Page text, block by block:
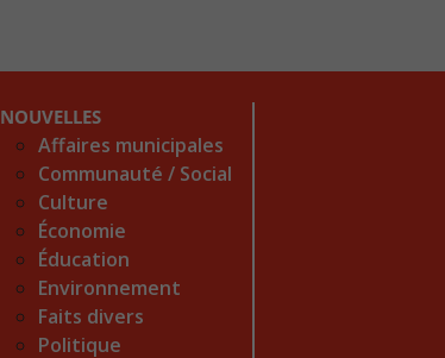
NOUVELLES
Affaires municipales
Communauté / Social
Culture
Économie
Éducation
Environnement
Faits divers
Politique